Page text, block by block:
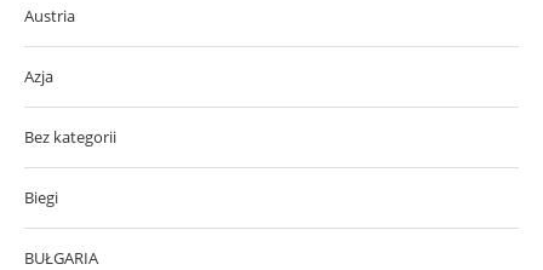
Austria
Azja
Bez kategorii
Biegi
BUŁGARIA